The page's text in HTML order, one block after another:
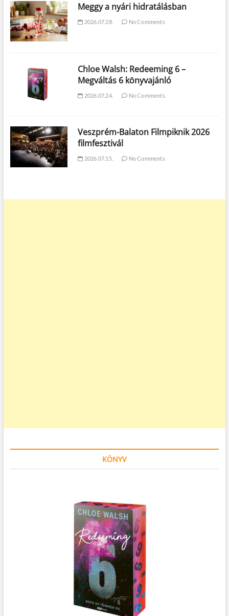
Meggy a nyári hidratálásban
2026.07.28. No Comments
Chloe Walsh: Redeeming 6 –
Megváltás 6 könyvajánló
2026.07.24. No Comments
Veszprém-Balaton Filmpiknik 2026
filmfesztivál
2026.07.15. No Comments
KÖNYV